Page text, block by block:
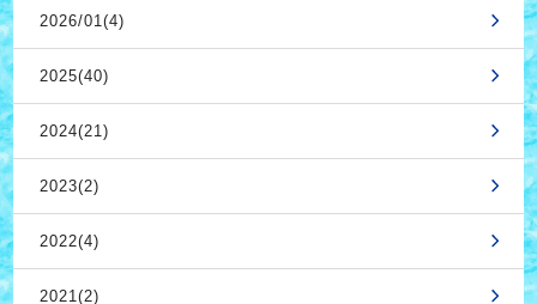
2026/01(4)
2025(40)
2024(21)
2023(2)
2022(4)
2021(2)